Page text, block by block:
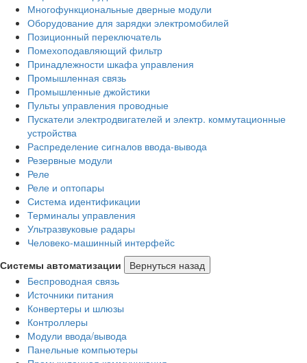
Многофункциональные дверные модули
Оборудование для зарядки электромобилей
Позиционный переключатель
Помехоподавляющий фильтр
Принадлежности шкафа управления
Промышленная связь
Промышленные джойстики
Пульты управления проводные
Пускатели электродвигателей и электр. коммутационные
устройства
Распределение сигналов ввода-вывода
Резервные модули
Реле
Реле и оптопары
Система идентификации
Терминалы управления
Ультразвуковые радары
Человеко-машинный интерфейс
Системы автоматизации
Вернуться назад
Беспроводная связь
Источники питания
Конвертеры и шлюзы
Контроллеры
Модули ввода/вывода
Панельные компьютеры